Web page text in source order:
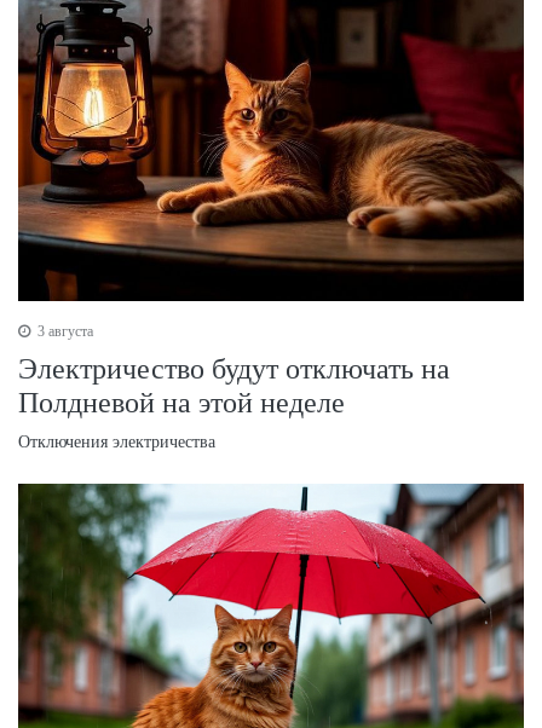
3 августа
Электричество будут отключать на
Полдневой на этой неделе
Отключения электричества